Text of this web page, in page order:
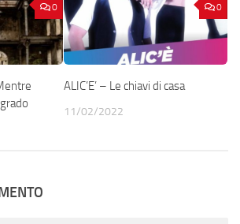
0 0
ALIC’E’ – Le chiavi di casa
11/02/2022